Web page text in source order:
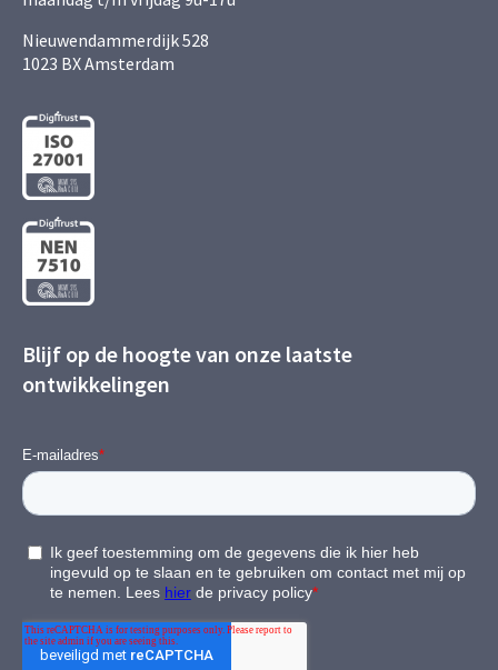
Nieuwendammerdijk 528
1023 BX Amsterdam
Blijf op de hoogte van onze laatste
ontwikkelingen